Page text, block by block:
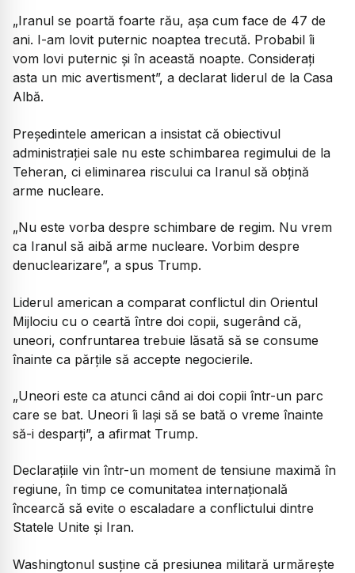
„Iranul se poartă foarte rău, așa cum face de 47 de
ani. I-am lovit puternic noaptea trecută. Probabil îi
vom lovi puternic și în această noapte. Considerați
asta un mic avertisment”, a declarat liderul de la Casa
Albă.
Președintele american a insistat că obiectivul
administrației sale nu este schimbarea regimului de la
Teheran, ci eliminarea riscului ca Iranul să obțină
arme nucleare.
„Nu este vorba despre schimbare de regim. Nu vrem
ca Iranul să aibă arme nucleare. Vorbim despre
denuclearizare”, a spus Trump.
Liderul american a comparat conflictul din Orientul
Mijlociu cu o ceartă între doi copii, sugerând că,
uneori, confruntarea trebuie lăsată să se consume
înainte ca părțile să accepte negocierile.
„Uneori este ca atunci când ai doi copii într-un parc
care se bat. Uneori îi lași să se bată o vreme înainte
să-i desparți”, a afirmat Trump.
Declarațiile vin într-un moment de tensiune maximă în
regiune, în timp ce comunitatea internațională
încearcă să evite o escaladare a conflictului dintre
Statele Unite și Iran.
Washingtonul susține că presiunea militară urmărește